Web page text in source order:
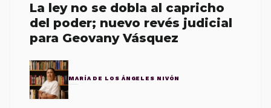
La ley no se dobla al capricho
del poder; nuevo revés judicial
para Geovany Vásquez
MARÍA DE LOS ÁNGELES NIVÓN